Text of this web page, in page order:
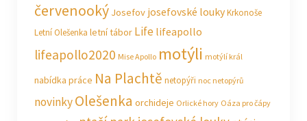
červenooký Josefov josefovské loukyKrkonoše
Letní Olešenka letní tábor Life lifeapollo
lifeapollo2020 Mise Apollo motýli motýlí král
nabídka práce Na Plachtě netopýři noc netopýrů
novinkyOlešenka orchideje Orlické hory Oáza pro čápy